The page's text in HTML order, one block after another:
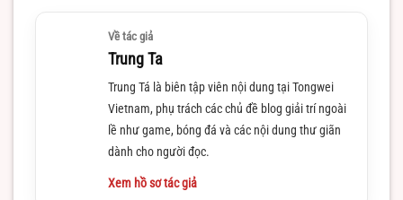
Về tác giả
Trung Ta
Trung Tá là biên tập viên nội dung tại Tongwei
Vietnam, phụ trách các chủ đề blog giải trí ngoài
lề như game, bóng đá và các nội dung thư giãn
dành cho người đọc.
Xem hồ sơ tác giả